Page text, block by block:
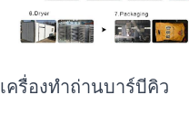
เครื่องทำถ่านบาร์บีคิว